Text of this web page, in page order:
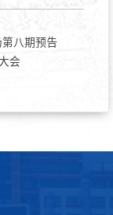
第八期预告
会